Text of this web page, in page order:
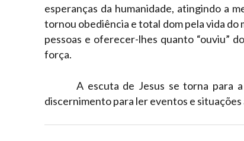
esperanças da humanidade, atingindo a
tornou obediência e total dom pela vida do
pessoas e oferecer-lhes quanto “ouviu”
força.
A escuta de Jesus se torna para
discernimento para ler eventos e situações